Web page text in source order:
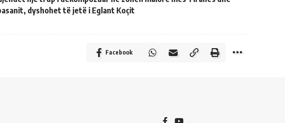
dyshohet të jetë i Eglant Koçit
Facebook